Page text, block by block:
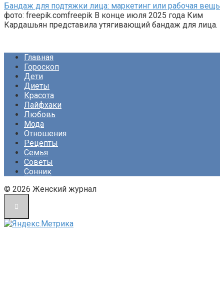
Бандаж для подтяжки лица: маркетинг или рабочая вещь
фото: freepik.comfreepik В конце июля 2025 года Ким
Кардашьян представила утягивающий бандаж для лица.
Главная
Гороскоп
Дети
Диеты
Красота
Лайфхаки
Любовь
Мода
Отношения
Рецепты
Семья
Советы
Сонник
© 2026 Женский журнал